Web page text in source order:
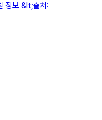
정보 &lt;출처: